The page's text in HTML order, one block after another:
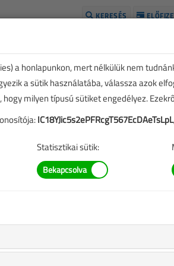
KERESÉS
SZERZŐK LISTÁJA
a honlapunkon, mert nélkülük nem
a sütik használatába, válassza azok
milyen típusú sütiket engedélyez.
IC18YJic5s2ePFRcgT567EcDAeTsLpL
Statisztikai sütik: